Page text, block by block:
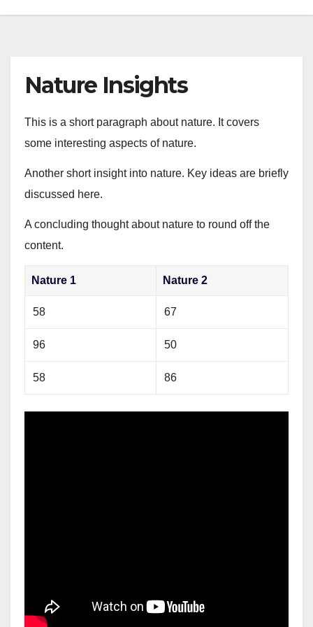
Nature Insights
This is a short paragraph about nature. It covers
some interesting aspects of nature.
Another short insight into nature. Key ideas are briefly
discussed here.
A concluding thought about nature to round off the
content.
Nature 1 Nature 2
58 67
96 50
58 86